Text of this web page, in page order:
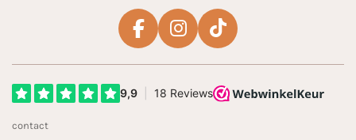
F
e
I
t
T
T
contact